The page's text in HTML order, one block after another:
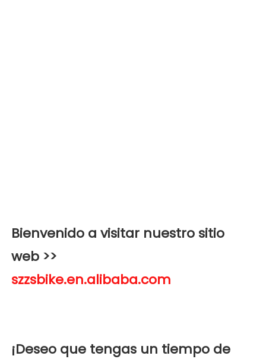
Bienvenido a visitar nuestro sitio
web >>
¡Deseo que tengas un tiempo de